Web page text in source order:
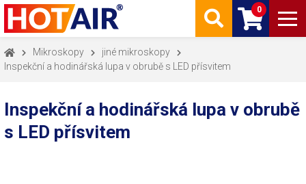
0
Mikroskopy
jiné mikroskopy
Inspekční a hodinářská lupa v obrubě s LED přísvitem
Inspekční a hodinářská lupa v obrubě
s LED přísvitem